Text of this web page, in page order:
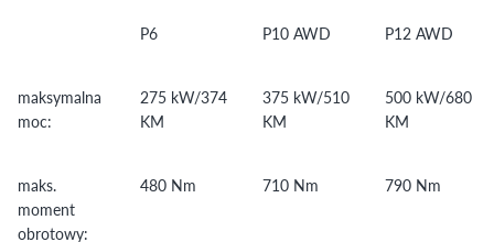
P6 P10 AWD P12 AWD
maksymalna
moc:
275 kW/374
KM
375 kW/510
KM
500 kW/680
KM
maks.
moment
obrotowy:
480 Nm 710 Nm 790 Nm